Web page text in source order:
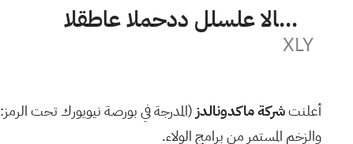
القطاع المحدد للسلع الاستهلاكية المنتقاة SPDR
XLY
أعلنتشركة ماكدونالدز (المدرجة في بورصة نيويورك تحت الرمز:
والزخم المستمر من برامج الولاء.